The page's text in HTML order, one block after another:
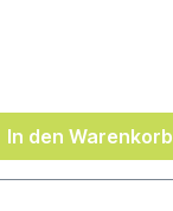
In den Warenkorb